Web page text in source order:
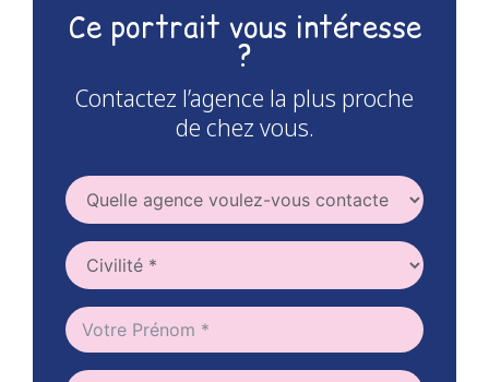
Ce portrait vous intéresse
?
Contactez l’agence la plus proche
de chez vous.